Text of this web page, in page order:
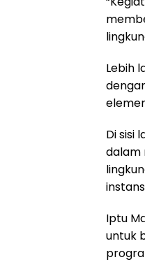
Lebih
Di sisi
dalam
Iptu
untuk